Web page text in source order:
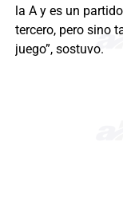
la A y es un
tercero, pero sino
juego”, sostuvo.